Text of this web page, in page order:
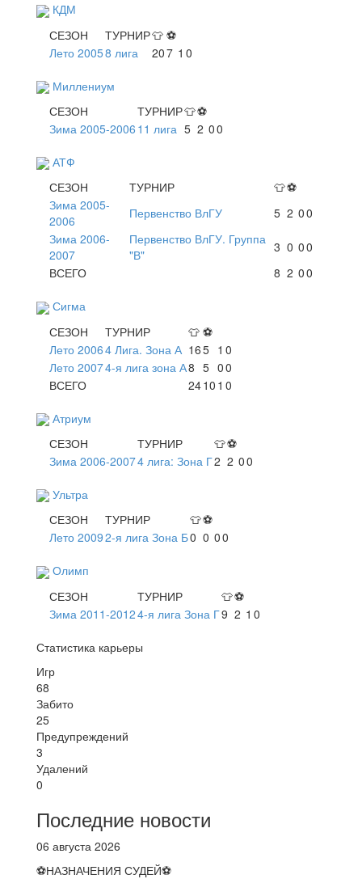
КДМ
СЕЗОН
ТУРНИР👕 ⚽
Лето 20058 лига 207 1 0
Миллениум
СЕЗОН
ТУРНИР👕⚽
Зима 2005-2006 11 лига 5 2 00
АТФ
СЕЗОН
ТУРНИР 👕⚽
Зима 2005-
2006
Первенство ВлГУ 5 2 00
Зима 2006-
2007
Первенство ВлГУ. Группа
"В"
3 0 00
ВСЕГО
8 2 00
Сигма
СЕЗОН
ТУРНИР 👕 ⚽
Лето 20064 Лига. Зона А 165 1 0
Лето 20074-я лига зона А8 5 00
ВСЕГО
2410 1 0
Атриум
СЕЗОН
ТУРНИР 👕⚽
Зима 2006-20074 лига: Зона Г2 2 00
Ультра
СЕЗОН
ТУРНИР 👕⚽
Лето 20092-я лига Зона Б0 0 00
Олимп
СЕЗОН
ТУРНИР 👕⚽
Зима 2011-20124-я лига Зона Г9 2 1 0
Статистика карьеры
Игр
68
Забито
25
Предупреждений
3
Удалений
0
Последние новости
06 августа 2026
⚽НАЗНАЧЕНИЯ СУДЕЙ⚽